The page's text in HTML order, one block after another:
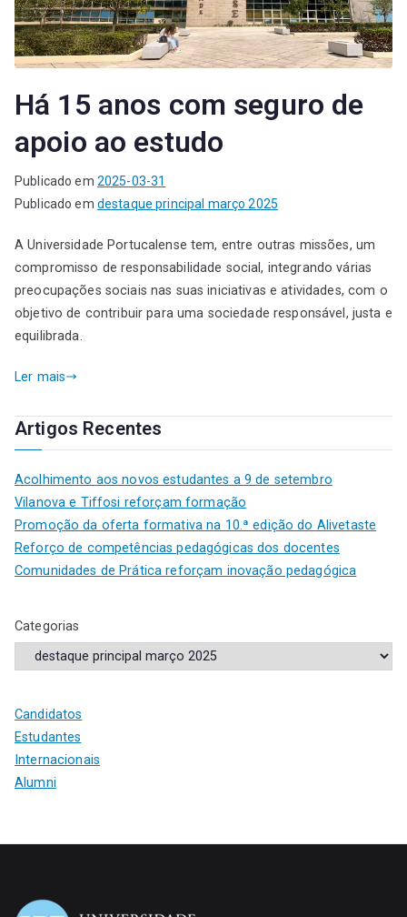
Há 15 anos com seguro de
apoio ao estudo
Publicado em 2025-03-31
Publicado em destaque principal março 2025
A Universidade Portucalense tem, entre outras missões, um
compromisso de responsabilidade social, integrando várias
preocupações sociais nas suas iniciativas e atividades, com o
objetivo de contribuir para uma sociedade responsável, justa e
equilibrada.
Ler mais
Artigos Recentes
Acolhimento aos novos estudantes a 9 de setembro
Vilanova e Tiffosi reforçam formação
Promoção da oferta formativa na 10.ª edição do Alivetaste
Reforço de competências pedagógicas dos docentes
Comunidades de Prática reforçam inovação pedagógica
Categorias
Candidatos
Estudantes
Internacionais
Alumni